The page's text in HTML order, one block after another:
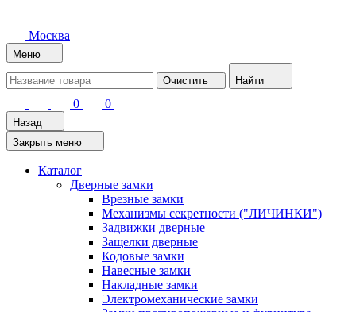
Москва
Меню
Очистить Найти
0 0
Назад
Закрыть меню
Каталог
Дверные замки
Врезные замки
Механизмы секретности ("ЛИЧИНКИ")
Задвижки дверные
Защелки дверные
Кодовые замки
Навесные замки
Накладные замки
Электромеханические замки